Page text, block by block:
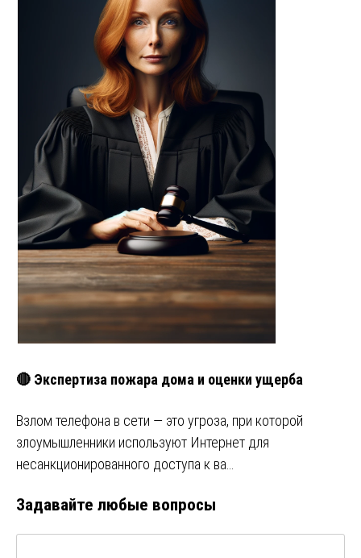
🔴 Экспертиза пожара дома и оценки ущерба
Взлом телефона в сети — это угроза, при которой
злоумышленники используют Интернет для
несанкционированного доступа к ва…
Задавайте любые вопросы